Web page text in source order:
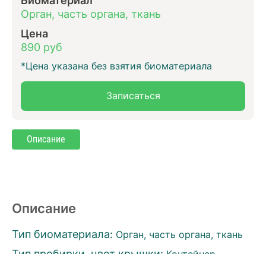
Орган, часть органа, ткань
Цена
890 руб
*Цена указана без взятия биоматериала
Записаться
Описание
Описание
Тип биоматериала: Орган, часть органа, ткань